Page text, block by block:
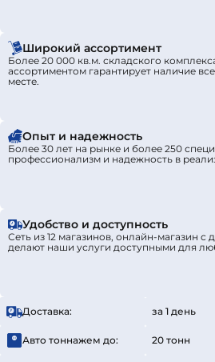
Широкий ассортимент
Более 20 000 кв.м. складского
ассортиментом гарантирует наличие
месте.
Опыт и надежность
Более 30 лет на рынке и более 250
профессионализм и надежность в
Удобство и доступность
Сеть из 12 магазинов, онлайн-магазин с
делают наши услуги доступными для
Доставка: за 1 день
Авто тоннажем до: 20 тонн